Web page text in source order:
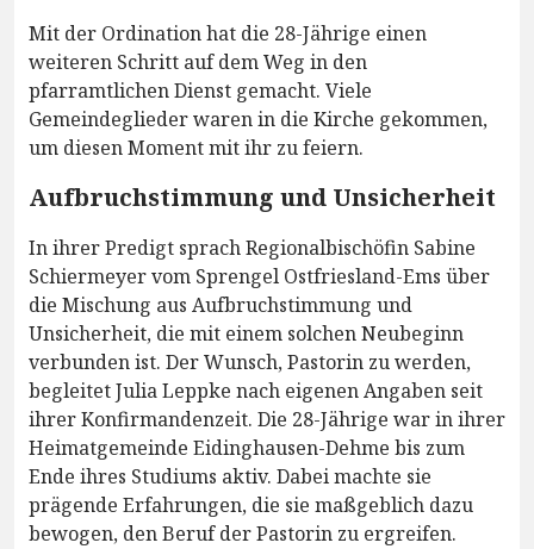
Mit der Ordination hat die 28-Jährige einen
weiteren Schritt auf dem Weg in den
pfarramtlichen Dienst gemacht. Viele
Gemeindeglieder waren in die Kirche gekommen,
um diesen Moment mit ihr zu feiern.
Aufbruchstimmung und Unsicherheit
In ihrer Predigt sprach Regionalbischöfin Sabine
Schiermeyer vom Sprengel Ostfriesland-Ems über
die Mischung aus Aufbruchstimmung und
Unsicherheit, die mit einem solchen Neubeginn
verbunden ist. Der Wunsch, Pastorin zu werden,
begleitet Julia Leppke nach eigenen Angaben seit
ihrer Konfirmandenzeit. Die 28-Jährige war in ihrer
Heimatgemeinde Eidinghausen-Dehme bis zum
Ende ihres Studiums aktiv. Dabei machte sie
prägende Erfahrungen, die sie maßgeblich dazu
bewogen, den Beruf der Pastorin zu ergreifen.